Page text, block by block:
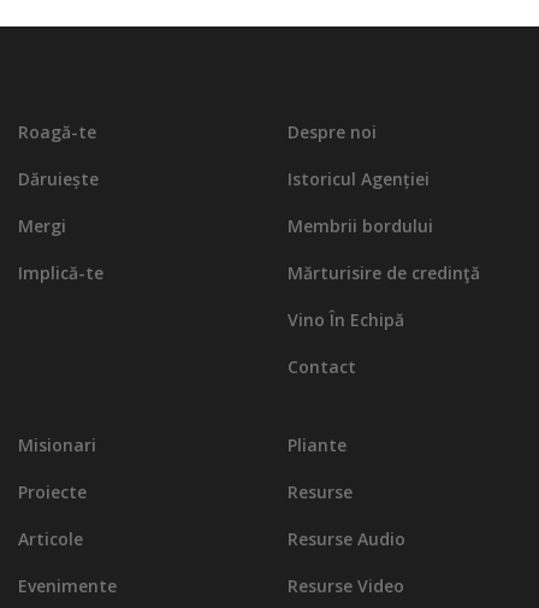
Roagă-te
Dăruiește
Mergi
Implică-te
Despre noi
Istoricul Agenției
Membrii bordului
Mărturisire de credinţă
Vino În Echipă
Contact
Misionari
Proiecte
Articole
Evenimente
Pliante
Resurse
Resurse Audio
Resurse Video